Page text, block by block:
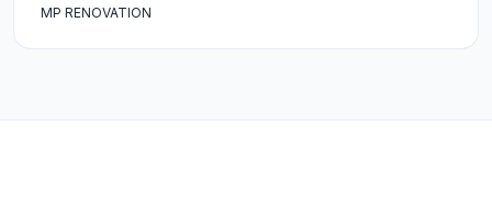
MP RENOVATION